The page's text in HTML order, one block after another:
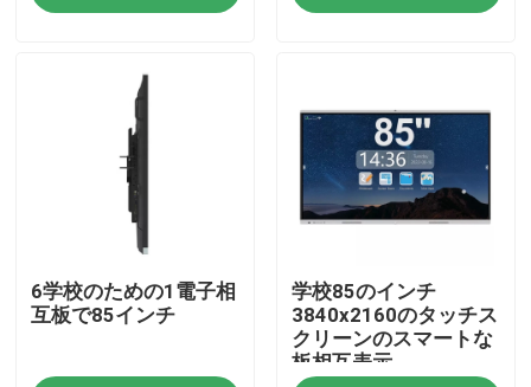
プロダクト
私達について
工場旅行
6学校のための1電子相
互板で85インチ
学校85のインチ
3840x2160のタッチス
クリーンのスマートな
板相互表示